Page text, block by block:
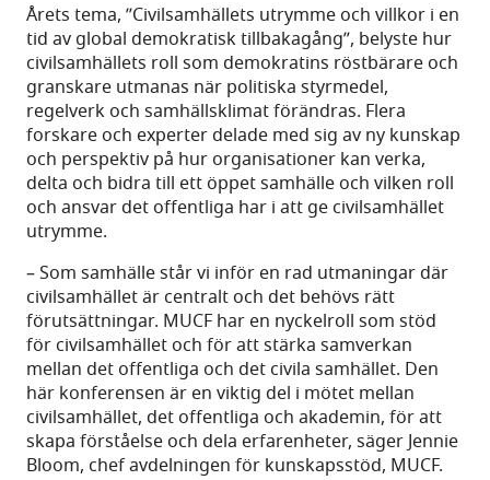
Årets tema, ”Civilsamhällets utrymme och villkor i en
tid av global demokratisk tillbakagång”, belyste hur
civilsamhällets roll som demokratins röstbärare och
granskare utmanas när politiska styrmedel,
regelverk och samhällsklimat förändras. Flera
forskare och experter delade med sig av ny kunskap
och perspektiv på hur organisationer kan verka,
delta och bidra till ett öppet samhälle och vilken roll
och ansvar det offentliga har i att ge civilsamhället
utrymme.
– Som samhälle står vi inför en rad utmaningar där
civilsamhället är centralt och det behövs rätt
förutsättningar. MUCF har en nyckelroll som stöd
för civilsamhället och för att stärka samverkan
mellan det offentliga och det civila samhället. Den
här konferensen är en viktig del i mötet mellan
civilsamhället, det offentliga och akademin, för att
skapa förståelse och dela erfarenheter, säger Jennie
Bloom, chef avdelningen för kunskapsstöd, MUCF.